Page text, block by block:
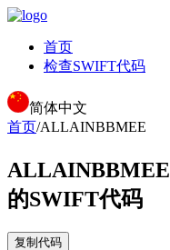
首页
检查SWIFT代码
简体中文
首页/ALLAINBBMEE
ALLAINBBMEE
的SWIFT代码
复制代码